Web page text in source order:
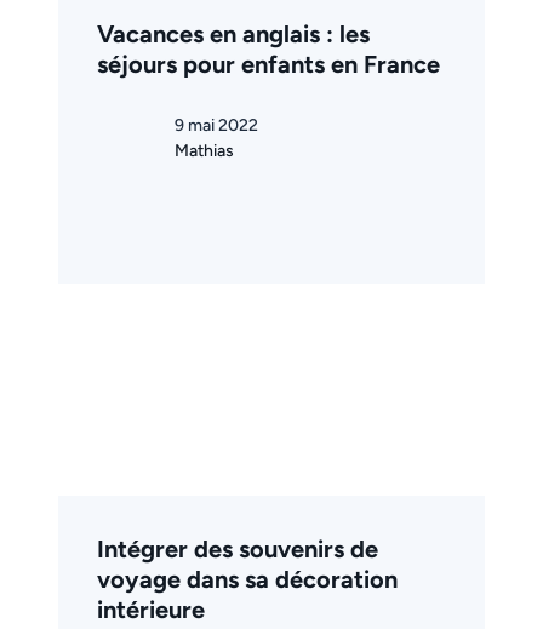
Vacances en anglais : les
séjours pour enfants en France
9 mai 2022
Mathias
Intégrer des souvenirs de
voyage dans sa décoration
intérieure